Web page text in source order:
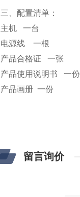
三、配置清单：
主机
一台
电源线
一根
产品合格证
一张
产品使用说明书
一份
产品画册 一份
留言询价